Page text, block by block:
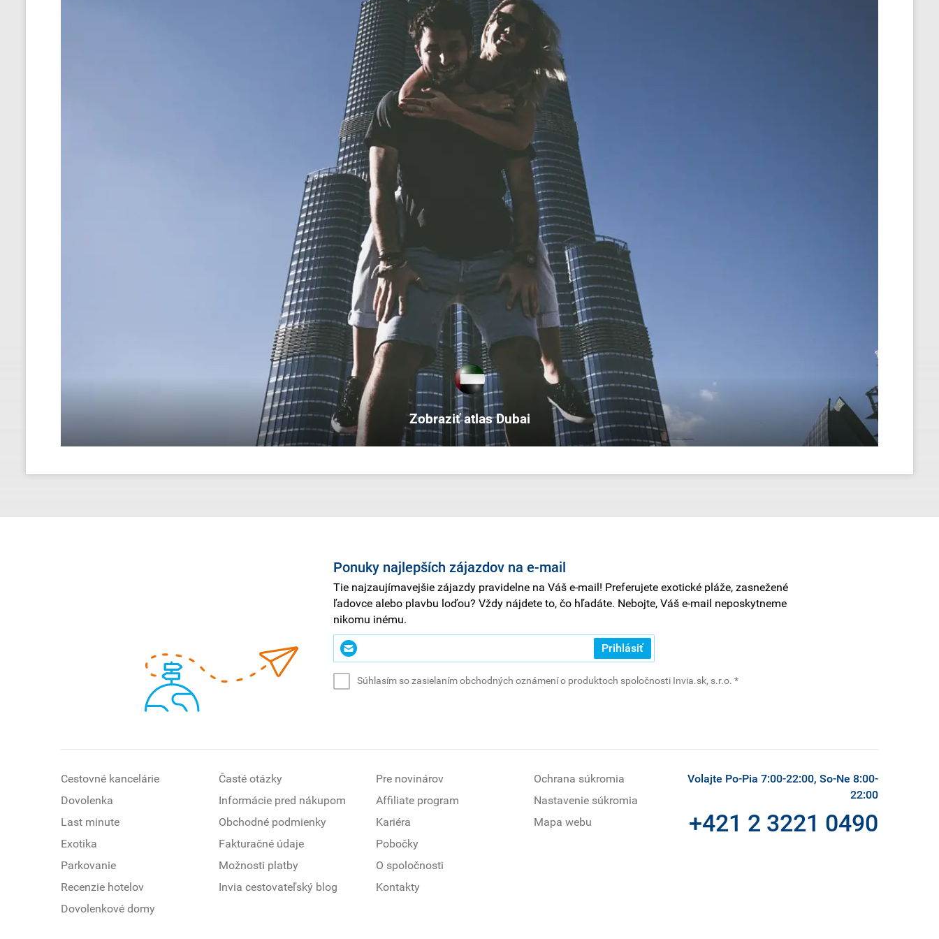
Zobraziť atlas Dubai
Ponuky najlepších zájazdov na e-mail
Tie najzaujímavejšie zájazdy pravidelne na Váš e-mail! Preferujete exotické pláže, zasnežené
ľadovce alebo plavbu loďou? Vždy nájdete to, čo hľadáte. Nebojte, Váš e-mail neposkytneme
nikomu inému.
Zadajte
svoj
Prihlásiť
Súhlasím so zasielaním obchodných oznámení o produktoch spoločnosti Invia.sk, s.r.o. *(povinné)
Cestovné kancelárie
Dovolenka
Last minute
Exotika
Parkovanie
Recenzie hotelov
Dovolenkové domy
Časté otázky
Informácie pred nákupom
Obchodné podmienky
Fakturačné údaje
Možnosti platby
Invia cestovateľský blog
Pre novinárov
Affiliate program
Kariéra
Pobočky
O spoločnosti
Kontakty
Ochrana súkromia
Nastavenie súkromia
Mapa webu
Volajte Po-Pia 7:00-22:00, So-Ne 8:00-
22:00
+421 2 3221 0490